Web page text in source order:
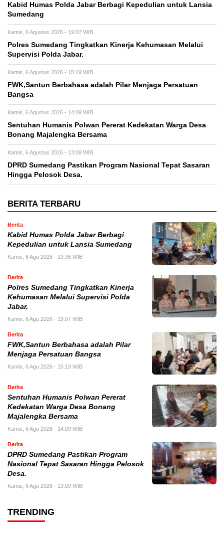
Kabid Humas Polda Jabar Berbagi Kepedulian untuk Lansia
Sumedang
Kamis, 6 Agustus 2026 - 19:07 WIB
Polres Sumedang Tingkatkan Kinerja Kehumasan Melalui
Supervisi Polda Jabar.
Kamis, 6 Agustus 2026 - 15:19 WIB
FWK,Santun Berbahasa adalah Pilar Menjaga Persatuan
Bangsa
Kamis, 6 Agustus 2026 - 14:09 WIB
Sentuhan Humanis Polwan Pererat Kedekatan Warga Desa
Bonang Majalengka Bersama
Kamis, 6 Agustus 2026 - 13:09 WIB
DPRD Sumedang Pastikan Program Nasional Tepat Sasaran
Hingga Pelosok Desa.
BERITA TERBARU
Berita
Kabid Humas Polda Jabar Berbagi
Kepedulian untuk Lansia Sumedang
Kamis, 6 Agu 2026 - 19:36 WIB
Berita
Polres Sumedang Tingkatkan Kinerja
Kehumasan Melalui Supervisi Polda
Jabar.
Kamis, 6 Agu 2026 - 19:07 WIB
Berita
FWK,Santun Berbahasa adalah Pilar
Menjaga Persatuan Bangsa
Kamis, 6 Agu 2026 - 15:19 WIB
Berita
Sentuhan Humanis Polwan Pererat
Kedekatan Warga Desa Bonang
Majalengka Bersama
Kamis, 6 Agu 2026 - 14:09 WIB
Berita
DPRD Sumedang Pastikan Program
Nasional Tepat Sasaran Hingga Pelosok
Desa.
Kamis, 6 Agu 2026 - 13:09 WIB
TRENDING